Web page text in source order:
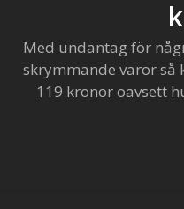
Med undantag för
skrymmande varor
119 kronor oavsett